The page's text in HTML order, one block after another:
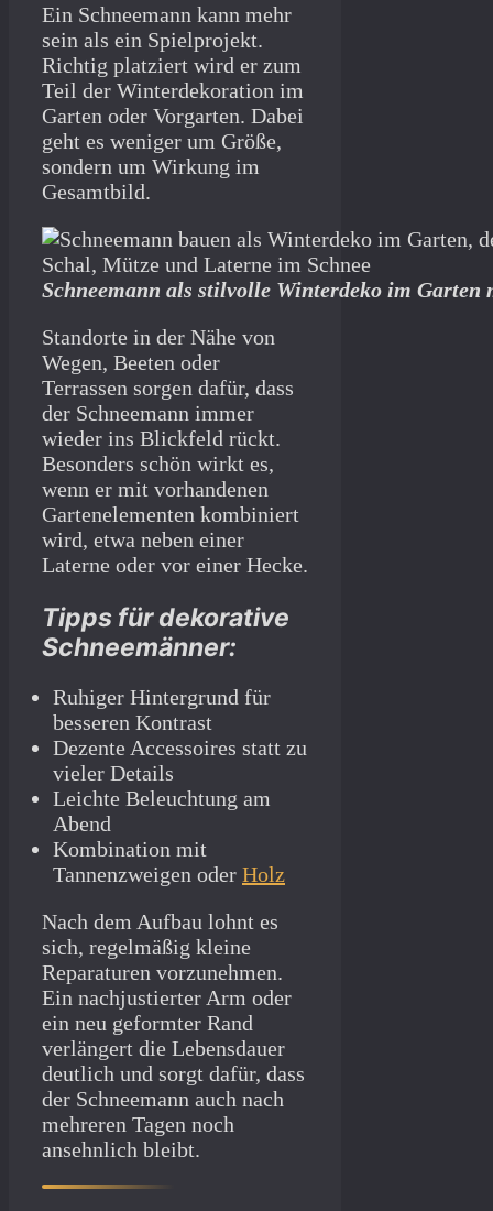
Ein Schneemann kann mehr
sein als ein Spielprojekt.
Richtig platziert wird er zum
Teil der Winterdekoration im
Garten oder Vorgarten. Dabei
geht es weniger um Größe,
sondern um Wirkung im
Gesamtbild.
Schneemann als stilvolle Winterdeko im
Standorte in der Nähe von
Wegen, Beeten oder
Terrassen sorgen dafür, dass
der Schneemann immer
wieder ins Blickfeld rückt.
Besonders schön wirkt es,
wenn er mit vorhandenen
Gartenelementen kombiniert
wird, etwa neben einer
Laterne oder vor einer Hecke.
Tipps für dekorative
Schneemänner:
Ruhiger Hintergrund für
besseren Kontrast
Dezente Accessoires statt zu
vieler Details
Leichte Beleuchtung am
Abend
Kombination mit
Tannenzweigen oder Holz
Nach dem Aufbau lohnt es
sich, regelmäßig kleine
Reparaturen vorzunehmen.
Ein nachjustierter Arm oder
ein neu geformter Rand
verlängert die Lebensdauer
deutlich und sorgt dafür, dass
der Schneemann auch nach
mehreren Tagen noch
ansehnlich bleibt.